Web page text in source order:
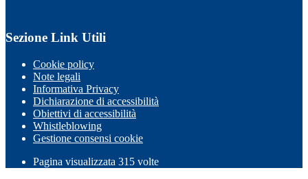
Sezione Link Utili
Cookie policy
Note legali
Informativa Privacy
Dichiarazione di accessibilità
Obiettivi di accessibilità
Whistleblowing
Gestione consensi cookie
Pagina visualizzata 315 volte